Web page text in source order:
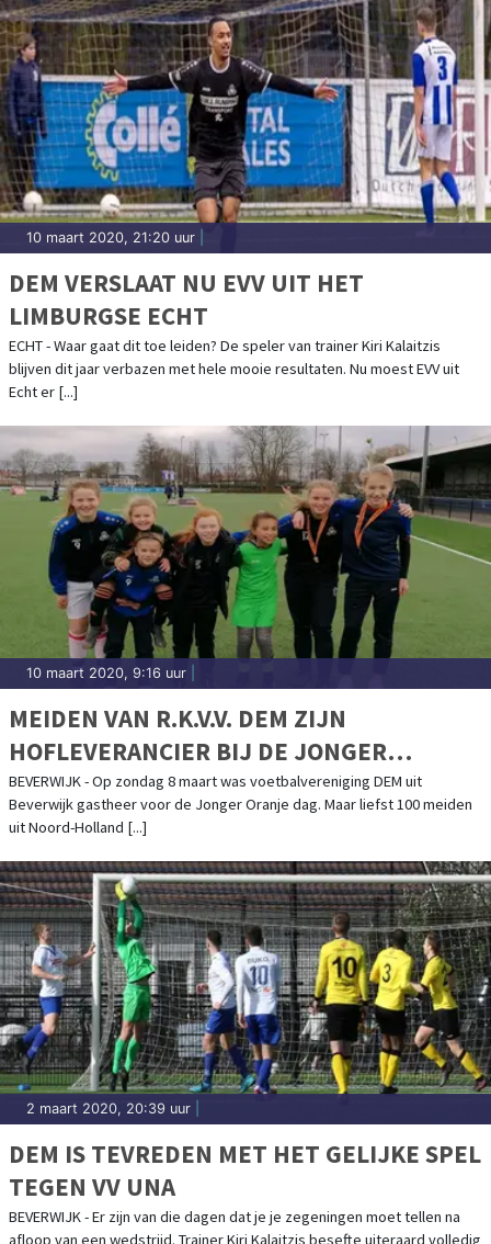
10 maart 2020, 21:20 uur
DEM VERSLAAT NU EVV UIT HET
LIMBURGSE ECHT
ECHT - Waar gaat dit toe leiden? De speler van trainer Kiri Kalaitzis
blijven dit jaar verbazen met hele mooie resultaten. Nu moest EVV uit
Echt er [...]
10 maart 2020, 9:16 uur
MEIDEN VAN R.K.V.V. DEM ZIJN
HOFLEVERANCIER BIJ DE JONGER
ORANJE DAG
BEVERWIJK - Op zondag 8 maart was voetbalvereniging DEM uit
Beverwijk gastheer voor de Jonger Oranje dag. Maar liefst 100 meiden
uit Noord-Holland [...]
2 maart 2020, 20:39 uur
DEM IS TEVREDEN MET HET GELIJKE SPEL
TEGEN VV UNA
BEVERWIJK - Er zijn van die dagen dat je je zegeningen moet tellen na
afloop van een wedstrijd. Trainer Kiri Kalaitzis besefte uiteraard volledig